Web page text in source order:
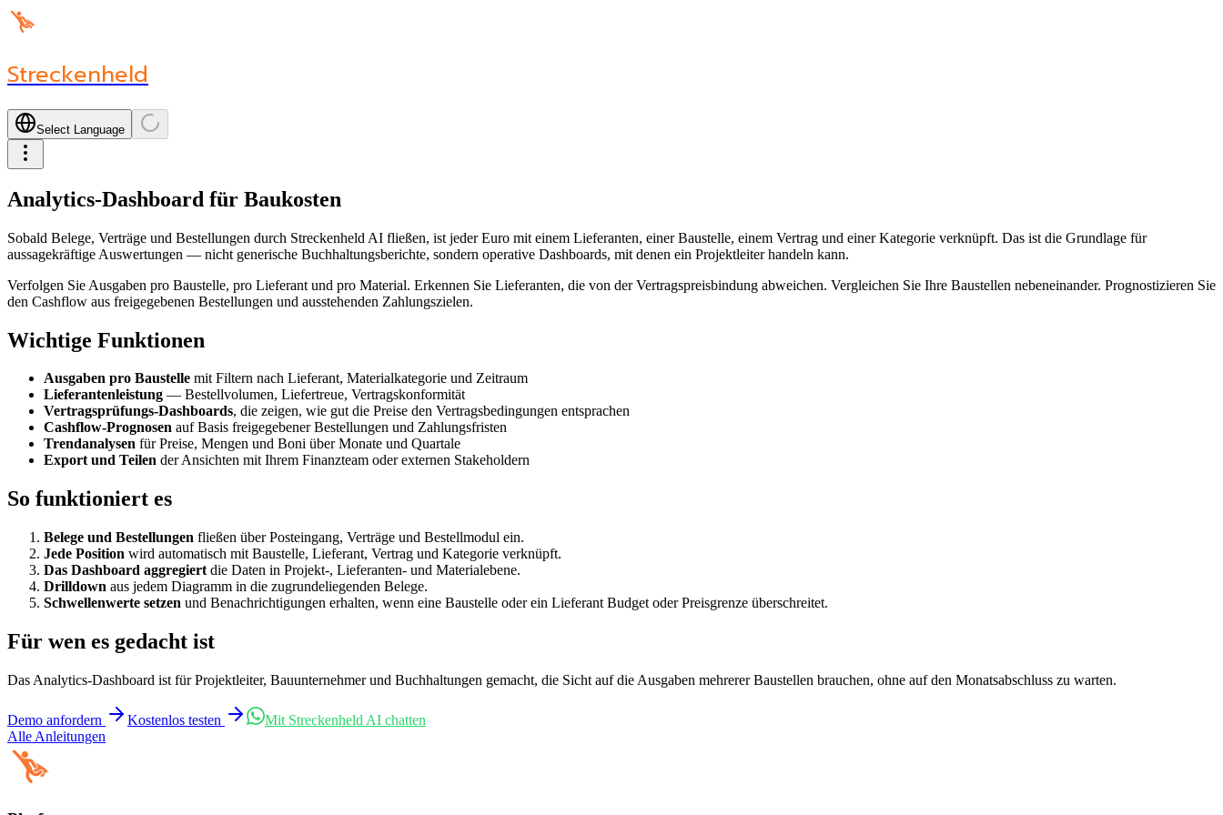
Streckenheld
Select Language
Analytics-Dashboard für Baukosten
Sobald Belege, Verträge und Bestellungen durch Streckenheld AI fließen, ist jeder Euro mit einem Lieferanten, einer Baustelle, einem Vertrag und einer Kategorie verknüpft. Das ist die Grundlage für
aussagekräftige Auswertungen — nicht generische Buchhaltungsberichte, sondern operative Dashboards, mit denen ein Projektleiter handeln kann.
Verfolgen Sie Ausgaben pro Baustelle, pro Lieferant und pro Material. Erkennen Sie Lieferanten, die von der Vertragspreisbindung abweichen. Vergleichen Sie Ihre Baustellen nebeneinander. Prognostizieren Sie
den Cashflow aus freigegebenen Bestellungen und ausstehenden Zahlungszielen.
Wichtige Funktionen
Ausgaben pro Baustelle mit Filtern nach Lieferant, Materialkategorie und Zeitraum
Lieferantenleistung — Bestellvolumen, Liefertreue, Vertragskonformität
Vertragsprüfungs-Dashboards, die zeigen, wie gut die Preise den Vertragsbedingungen entsprachen
Cashflow-Prognosen auf Basis freigegebener Bestellungen und Zahlungsfristen
Trendanalysen für Preise, Mengen und Boni über Monate und Quartale
Export und Teilen der Ansichten mit Ihrem Finanzteam oder externen Stakeholdern
So funktioniert es
Belege und Bestellungen fließen über Posteingang, Verträge und Bestellmodul ein.
Jede Position wird automatisch mit Baustelle, Lieferant, Vertrag und Kategorie verknüpft.
Das Dashboard aggregiert die Daten in Projekt-, Lieferanten- und Materialebene.
Drilldown aus jedem Diagramm in die zugrundeliegenden Belege.
Schwellenwerte setzen und Benachrichtigungen erhalten, wenn eine Baustelle oder ein Lieferant Budget oder Preisgrenze überschreitet.
Für wen es gedacht ist
Das Analytics-Dashboard ist für Projektleiter, Bauunternehmer und Buchhaltungen gemacht, die Sicht auf die Ausgaben mehrerer Baustellen brauchen, ohne auf den Monatsabschluss zu warten.
Demo anfordern Kostenlos testen
Mit Streckenheld AI chatten
Alle Anleitungen